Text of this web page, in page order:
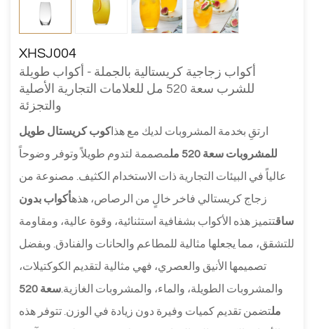
XHSJ004
أكواب زجاجية كريستالية بالجملة - أكواب طويلة
للشرب سعة 520 مل للعلامات التجارية الأصلية
والتجزئة
ارتقِ بخدمة المشروبات لديك مع هذاكوب كريستال طويل
للمشروبات سعة 520 مل
مصممة لتدوم طويلاً وتوفر وضوحاً
عالياً في البيئات التجارية ذات الاستخدام الكثيف. مصنوعة من
زجاج كريستالي فاخر خالٍ من الرصاص، هذهأكواب بدون
ساقتتميز هذه الأكواب بشفافية استثنائية، وقوة عالية، ومقاومة
للتشقق، مما يجعلها مثالية للمطاعم والحانات والفنادق. وبفضل
تصميمها الأنيق والعصري، فهي مثالية لتقديم الكوكتيلات،
والمشروبات الطويلة، والماء، والمشروبات الغازية.
سعة 520
ملتضمن تقديم كميات وفيرة دون زيادة في الوزن. تتوفر هذه